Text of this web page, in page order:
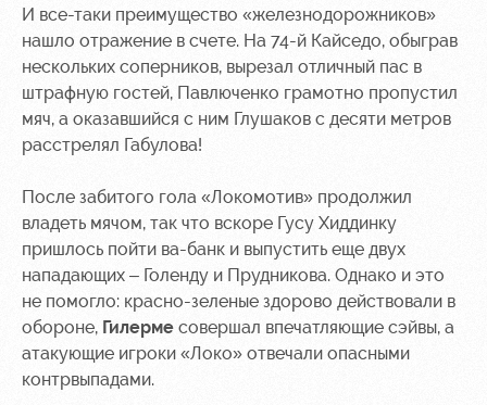
И все-таки преимущество «железнодорожников»
нашло отражение в счете. На 74-й Кайседо, обыграв
нескольких соперников, вырезал отличный пас в
штрафную гостей, Павлюченко грамотно пропустил
мяч, а оказавшийся с ним Глушаков с десяти метров
расстрелял Габулова!
После забитого гола «Локомотив» продолжил
владеть мячом, так что вскоре Гусу Хиддинку
пришлось пойти ва-банк и выпустить еще двух
нападающих – Голенду и Прудникова. Однако и это
не помогло: красно-зеленые здорово действовали в
обороне, Гилерме совершал впечатляющие сэйвы, а
атакующие игроки «Локо» отвечали опасными
контрвыпадами.